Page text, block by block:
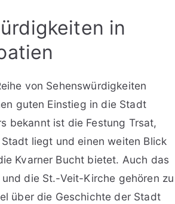
in
von Sehenswürdigkeiten
guten Einstieg in die Stadt
bekannt ist die Festung Trsat,
liegt und einen weiten Blick
Kvarner Bucht bietet. Auch das
die St.-Veit-Kirche gehören zu
über die Geschichte der Stadt